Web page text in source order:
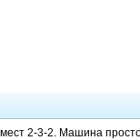
2-3-2. Машина